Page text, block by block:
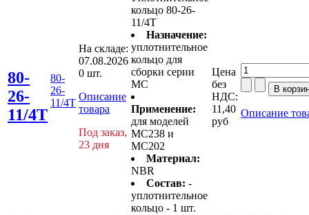
80-
26-
11/4T
80-
26-
11/4T
На складе:
07.08.2026
0 шт.
Описание
товара
Под заказ,
23 дня
кольцо 80-26-
11/4T
Назначение:
уплотнительное
кольцо для
сборки серии
MС
Применение:
для моделей
MC238 и
MC202
Материал:
NBR
Состав: -
уплотнительное
кольцо - 1 шт.
Цена
без
НДС:
11,40
руб
Описание